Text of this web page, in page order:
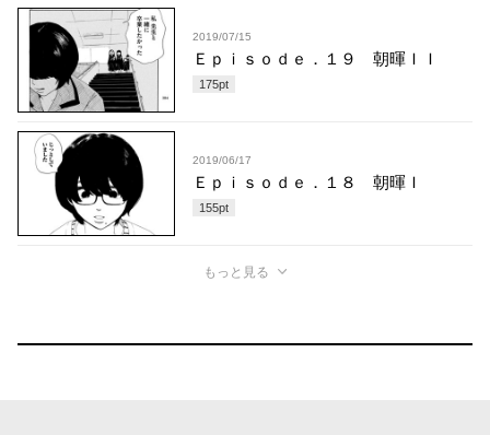
2019/07/15
Ｅｐｉｓｏｄｅ．１９ 朝暉ＩＩ
175pt
2019/06/17
Ｅｐｉｓｏｄｅ．１８ 朝暉Ｉ
155pt
もっと見る